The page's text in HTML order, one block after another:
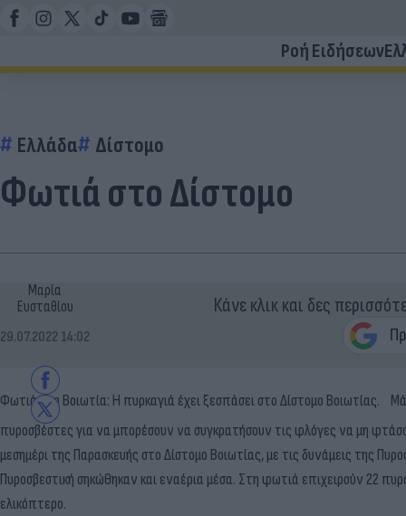
Ροή Ειδήσεων
Ελλάδα Δίστομο
Φωτιά στο Δίστομο
Μαρία
Ευσταθίου
29.07.2022 14:02
Κάνε κλικ και δες
Φωτιά στη Βοιωτία: Η πυρκαγιά έχει ξεσπάσει στο Δίστομο Βοιωτίας.
πυροσβέστες για να μπορέσουν να συγκρατήσουν τις φλόγες να μη
μεσημέρι της Παρασκευής στο Δίστομο Βοιωτίας, με τις δυνάμεις της
Πυροσβεστική σηκώθηκαν και εναέρια μέσα. Στη φωτιά επιχειρούν 22
ελικόπτερο.